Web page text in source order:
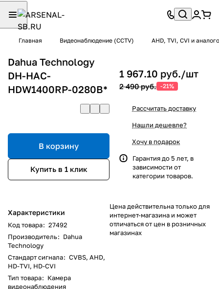
Главная Видеонаблюдение (CCTV) AHD, TVI, CVI и
Dahua Technology
DH-HAC-
HDW1400RP-0280B*
В корзину
Купить в 1 клик
Характеристики
Код товара: 27492
Производитель: Dahua
Technology
Стандарт сигнала: CVBS, AHD,
HD-TVI, HD-CVI
Тип товара: Камера
видеонаблюдения
1 967.10 руб./шт
2 490 руб. -21%
Рассчитать доставку
Нашли дешевле?
Хочу в подарок
Гарантия до 5 лет, в
зависимости от
категории товаров.
Цена действительна только для
интернет-магазина и может
отличаться от цен в розничных
магазинах